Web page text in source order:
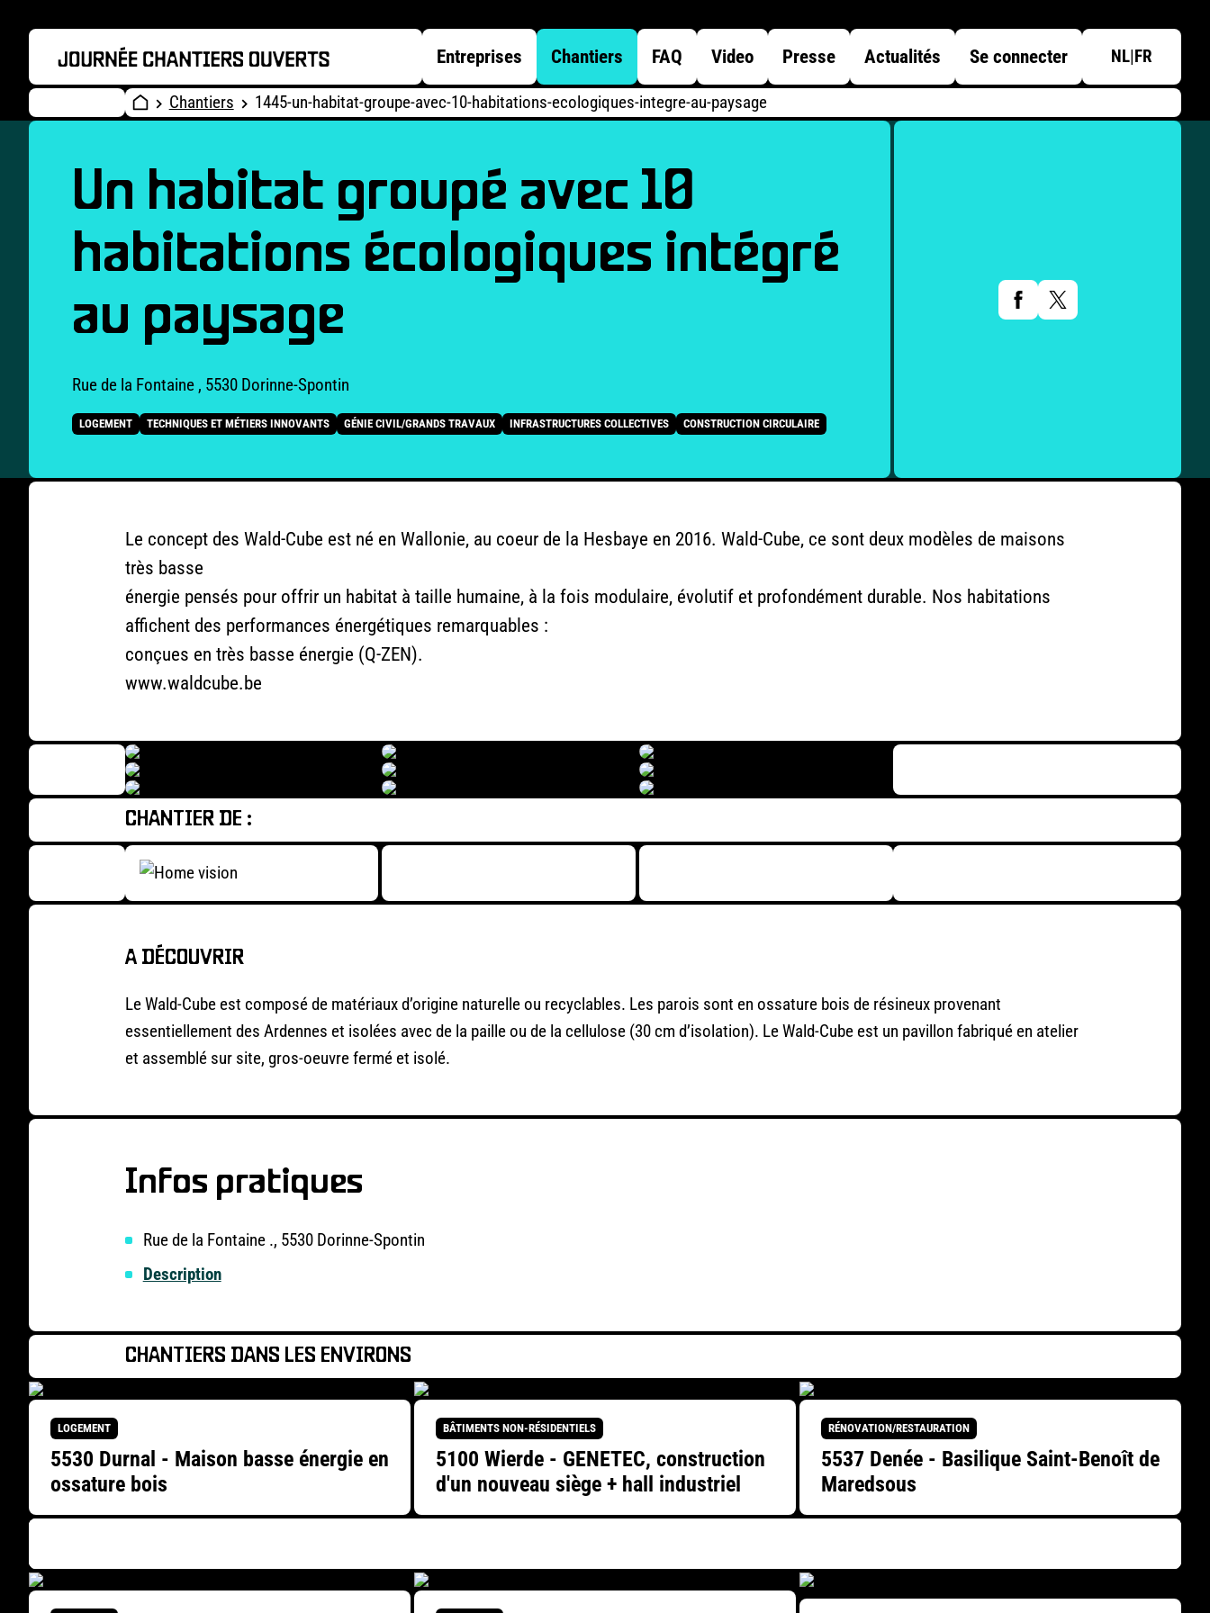
Entreprises Chantiers FAQ Video Presse Actualités Se connecter NL|FR
Chantiers 1445-un-habitat-groupe-avec-10-habitations-ecologiques-integre-au-paysage
Un habitat groupé avec 10
habitations écologiques intégré
au paysage
Rue de la Fontaine , 5530 Dorinne-Spontin
LOGEMENT TECHNIQUES ET MÉTIERS INNOVANTS GÉNIE CIVIL/GRANDS TRAVAUX INFRASTRUCTURES COLLECTIVES CONSTRUCTION CIRCULAIRE
Le concept des Wald-Cube est né en Wallonie, au coeur de la Hesbaye en 2016. Wald-Cube, ce sont deux modèles de maisons
très basse
énergie pensés pour offrir un habitat à taille humaine, à la fois modulaire, évolutif et profondément durable. Nos habitations
affichent des performances énergétiques remarquables :
conçues en très basse énergie (Q-ZEN).
www.waldcube.be
CHANTIER DE :
A DÉCOUVRIR
Le Wald-Cube est composé de matériaux d’origine naturelle ou recyclables. Les parois sont en ossature bois de résineux provenant
essentiellement des Ardennes et isolées avec de la paille ou de la cellulose (30 cm d’isolation). Le Wald-Cube est un pavillon fabriqué en atelier
et assemblé sur site, gros-oeuvre fermé et isolé.
Infos pratiques
Rue de la Fontaine ., 5530 Dorinne-Spontin
Description
CHANTIERS DANS LES ENVIRONS
LOGEMENT
5530 Durnal - Maison basse énergie en
ossature bois
BÂTIMENTS NON-RÉSIDENTIELS
5100 Wierde - GENETEC, construction
d'un nouveau siège + hall industriel
RÉNOVATION/RESTAURATION
5537 Denée - Basilique Saint-Benoît de
Maredsous